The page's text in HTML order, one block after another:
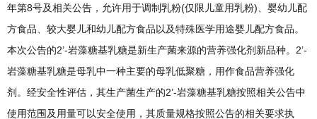
年第8号及相关公告，允许用于调制乳粉(仅限儿童用乳粉)、婴幼儿配
方食品、较大婴儿和幼儿配方食品以及特殊医学用途婴儿配方食品。
本次公告的2’-岩藻糖基乳糖是新生产菌来源的营养强化剂新品种。2’-
岩藻糖基乳糖是母乳中一种主要的母乳低聚糖，用作食品营养强化
剂。经安全性评估，其生产菌生产的2’-岩藻糖基乳糖按照相关公告中
使用范围及用量可以安全使用，其质量规格按照公告的相关要求执